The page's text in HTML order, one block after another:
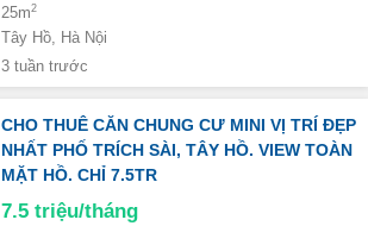
25m2
Tây Hồ, Hà Nội
3 tuần trước
CHO THUÊ CĂN CHUNG CƯ MINI VỊ TRÍ ĐẸP
NHẤT PHỐ TRÍCH SÀI, TÂY HỒ. VIEW TOÀN
MẶT HỒ. CHỈ 7.5TR
7.5 triệu/tháng